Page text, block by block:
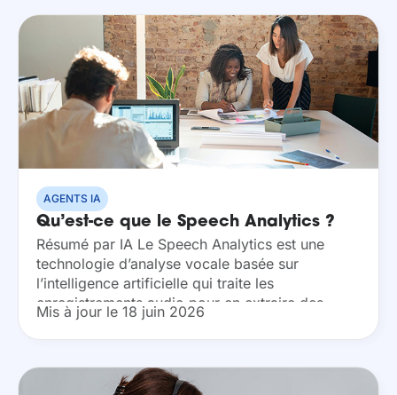
AGENTS IA
Qu’est-ce que le Speech Analytics ?
Résumé par IA Le Speech Analytics est une
technologie d’analyse vocale basée sur
l’intelligence artificielle qui traite les
enregistrements audio pour en extraire des
données compréhensibles. Elle combine
reconnaissance vocale et traitement du langage
Mis à jour le 18 juin 2026